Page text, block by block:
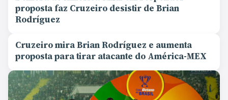
proposta faz Cruzeiro desistir de Brian
Rodríguez
Cruzeiro mira Brian Rodríguez e aumenta
proposta para tirar atacante do América-MEX